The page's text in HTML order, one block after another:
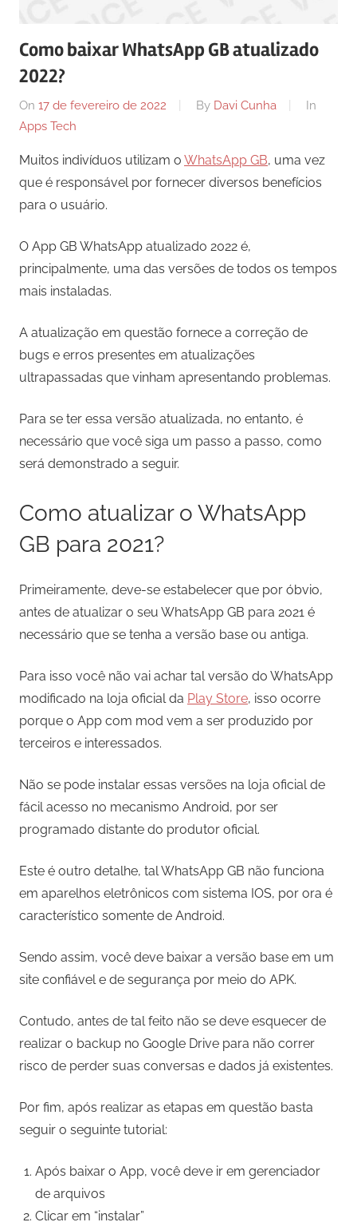
com
os
Como baixar WhatsApp GB atualizado
2022?
On 17 de fevereiro de 2022 By Davi Cunha
In
Apps Tech
Muitos indivíduos utilizam o WhatsApp GB, uma vez
que é responsável por fornecer diversos benefícios
para o usuário.
O App GB WhatsApp atualizado 2022 é,
principalmente, uma das versões de todos os tempos
mais instaladas.
A atualização em questão fornece a correção de
bugs e erros presentes em atualizações
ultrapassadas que vinham apresentando problemas.
Para se ter essa versão atualizada, no entanto, é
necessário que você siga um passo a passo, como
será demonstrado a seguir.
Como atualizar o WhatsApp
GB para 2021?
Primeiramente, deve-se estabelecer que por óbvio,
antes de atualizar o seu WhatsApp GB para 2021 é
necessário que se tenha a versão base ou antiga.
Para isso você não vai achar tal versão do WhatsApp
modificado na loja oficial da Play Store, isso ocorre
porque o App com mod vem a ser produzido por
terceiros e interessados.
Não se pode instalar essas versões na loja oficial de
fácil acesso no mecanismo Android, por ser
programado distante do produtor oficial.
Este é outro detalhe, tal WhatsApp GB não funciona
em aparelhos eletrônicos com sistema IOS, por ora é
característico somente de Android.
Sendo assim, você deve baixar a versão base em um
site confiável e de segurança por meio do APK.
Contudo, antes de tal feito não se deve esquecer de
realizar o backup no Google Drive para não correr
risco de perder suas conversas e dados já existentes.
Por fim, após realizar as etapas em questão basta
seguir o seguinte tutorial:
Após baixar o App, você deve ir em gerenciador
de arquivos
Clicar em “instalar”